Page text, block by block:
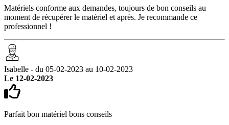
Matériels conforme aux demandes, toujours de bon conseils au
moment de récupérer le matériel et après. Je recommande ce
professionnel !
Isabelle - du 05-02-2023 au 10-02-2023
Le 12-02-2023
Parfait bon matériel bons conseils